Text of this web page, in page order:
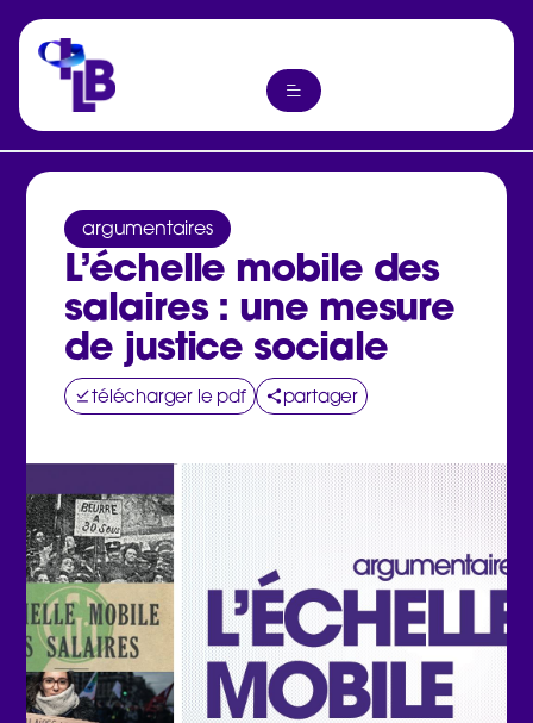
argumentaires
L’échelle mobile des
salaires : une mesure
de justice sociale
télécharger le pdf partager